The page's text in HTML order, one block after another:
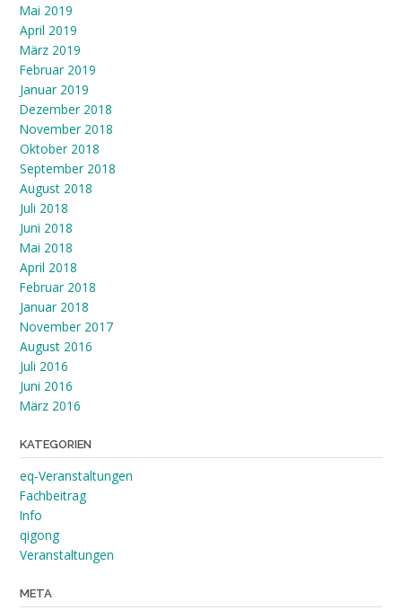
Mai 2019
April 2019
März 2019
Februar 2019
Januar 2019
Dezember 2018
November 2018
Oktober 2018
September 2018
August 2018
Juli 2018
Juni 2018
Mai 2018
April 2018
Februar 2018
Januar 2018
November 2017
August 2016
Juli 2016
Juni 2016
März 2016
KATEGORIEN
eq-Veranstaltungen
Fachbeitrag
Info
qigong
Veranstaltungen
META